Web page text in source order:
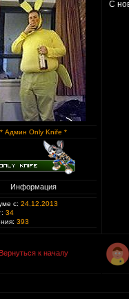
* Админ Only Knife *
Информация
с: 24.12.2013
34
393
С
Вернуться к началу